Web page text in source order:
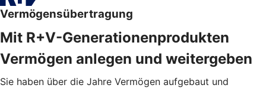
Vermögensübertragung
Mit R+V-Generationenprodukten
Vermögen anlegen und weitergeben
Sie haben über die Jahre Vermögen aufgebaut und